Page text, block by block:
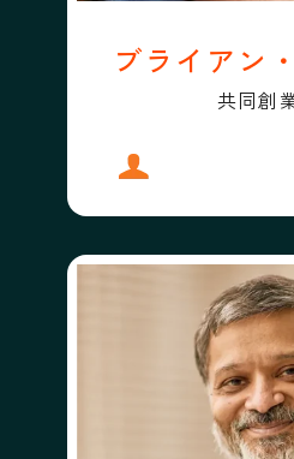
ブライアン
共同創